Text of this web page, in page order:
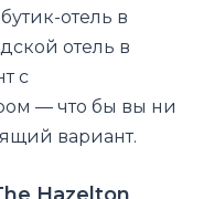
отель в
отель в
с
— что бы вы ни
вариант.